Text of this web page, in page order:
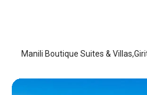
Manili Boutique Suites &